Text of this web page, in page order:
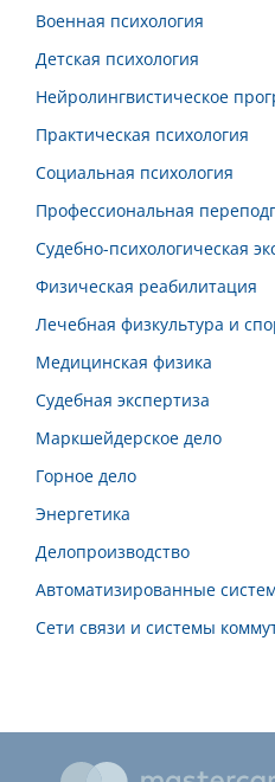
Военная психология
Детская психология
Нейролингвистическое
Практическая психология
Социальная психология
Профессиональная
Судебно-психологическая
Физическая реабилитация
Лечебная физкультура и
Медицинская физика
Судебная экспертиза
Маркшейдерское дело
Горное дело
Энергетика
Делопроизводство
Автоматизированные
Сети связи и системы